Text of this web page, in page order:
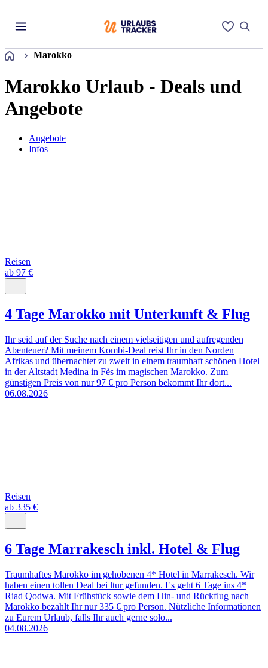
Startseite
Marokko
Marokko Urlaub - Deals und
Angebote
Angebote
Infos
Reisen
ab 97 €
4 Tage Marokko mit Unterkunft & Flug
Ihr seid auf der Suche nach einem vielseitigen und aufregenden
Abenteuer? Mit meinem Kombi-Deal reist Ihr in den Norden
Afrikas und übernachtet zu zweit in einem traumhaft schönen Hotel
in der Altstadt Medina in Fès im magischen Marokko. Zum
günstigen Preis von nur 97 € pro Person bekommt Ihr dort...
06.08.2026
Reisen
ab 335 €
6 Tage Marrakesch inkl. Hotel & Flug
Traumhaftes Marokko im gehobenen 4* Hotel in Marrakesch. Wir
haben einen tollen Deal bei ltur gefunden. Es geht 6 Tage ins 4*
Riad Qodwa. Mit Frühstück sowie dem Hin- und Rückflug nach
Marokko bezahlt Ihr nur 335 € pro Person. Nützliche Informationen
zu Eurem Urlaub, falls Ihr auch gerne solo...
04.08.2026